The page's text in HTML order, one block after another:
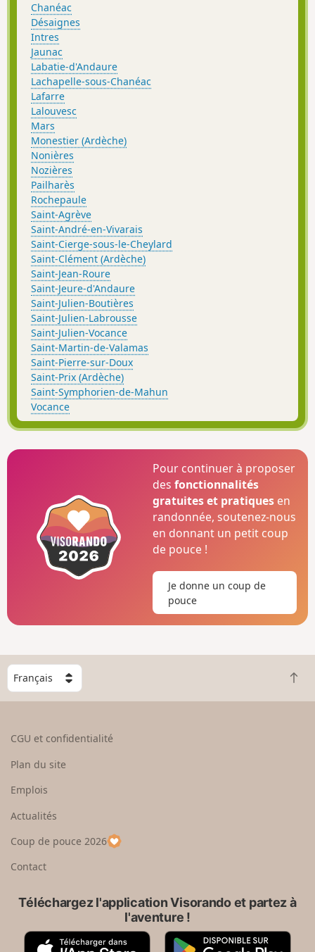
Chanéac
Désaignes
Intres
Jaunac
Labatie-d'Andaure
Lachapelle-sous-Chanéac
Lafarre
Lalouvesc
Mars
Monestier (Ardèche)
Nonières
Nozières
Pailharès
Rochepaule
Saint-Agrève
Saint-André-en-Vivarais
Saint-Cierge-sous-le-Cheylard
Saint-Clément (Ardèche)
Saint-Jean-Roure
Saint-Jeure-d'Andaure
Saint-Julien-Boutières
Saint-Julien-Labrousse
Saint-Julien-Vocance
Saint-Martin-de-Valamas
Saint-Pierre-sur-Doux
Saint-Prix (Ardèche)
Saint-Symphorien-de-Mahun
Vocance
Pour continuer à proposer
desfonctionnalités
gratuites et pratiques en
randonnée, soutenez-nous
en donnant un petit coup
de pouce !
Je donne un coup de
pouce
C
h
o
e
u
p
a
R
e
CGU et confidentialité
Plan du site
Emplois
Actualités
Coup de pouce 2026
Contact
Téléchargez l'application Visorando et partez à
l'aventure !
A
G